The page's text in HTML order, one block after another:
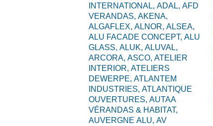
INTERNATIONAL, ADAL, AFD
VERANDAS, AKENA,
ALGAFLEX, ALNOR, ALSEA,
ALU FACADE CONCEPT, ALU
GLASS, ALUK, ALUVAL,
ARCORA, ASCO, ATELIER
INTERIOR, ATELIERS
DEWERPE, ATLANTEM
INDUSTRIES, ATLANTIQUE
OUVERTURES, AUTAA
VÉRANDAS & HABITAT,
AUVERGNE ALU, AV